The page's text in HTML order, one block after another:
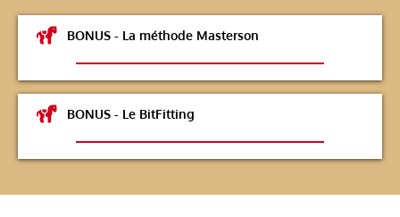
BONUS - La méthode Masterson
BONUS - Le BitFitting